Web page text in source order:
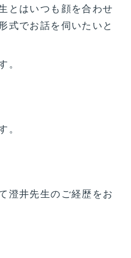
とはいつも顔を合わせ
式でお話を伺いたいと
澄井先生のご経歴をお